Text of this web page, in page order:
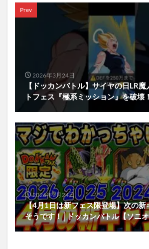
Prev
2026年3月24日
【ドッカンバトル】サイヤの日LR
トフェス『極系ミッション』を破壊
2026年3月24日
【4月1日は新フェス限登場】次の新
そうです！│ドッカンバトル【ソニ